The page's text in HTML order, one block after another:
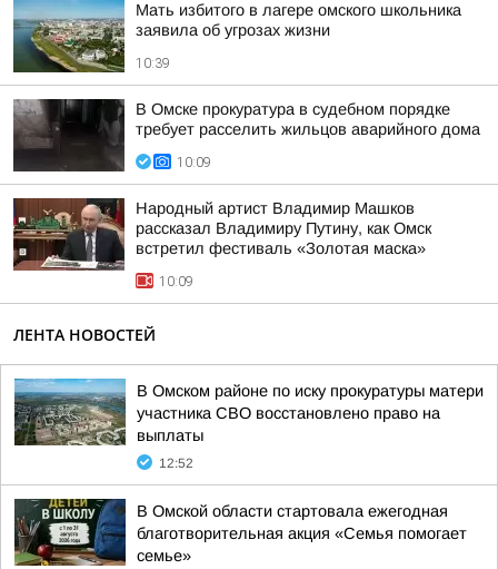
Мать избитого в лагере омского школьника
заявила об угрозах жизни
10:39
В Омске прокуратура в судебном порядке
требует расселить жильцов аварийного дома
10:09
Народный артист Владимир Машков
рассказал Владимиру Путину, как Омск
встретил фестиваль «Золотая маска»
10:09
ЛЕНТА НОВОСТЕЙ
В Омском районе по иску прокуратуры матери
участника СВО восстановлено право на
выплаты
12:52
В Омской области стартовала ежегодная
благотворительная акция «Семья помогает
семье»